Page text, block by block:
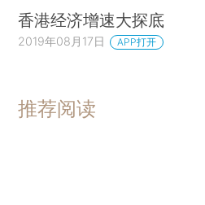
香港经济增速大探底
2019年08月17日 APP打开
推荐阅读